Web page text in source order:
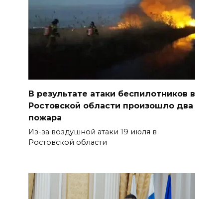
В результате атаки беспилотников в
Ростовской области произошло два
пожара
Из-за воздушной атаки 19 июля в
Ростовской области